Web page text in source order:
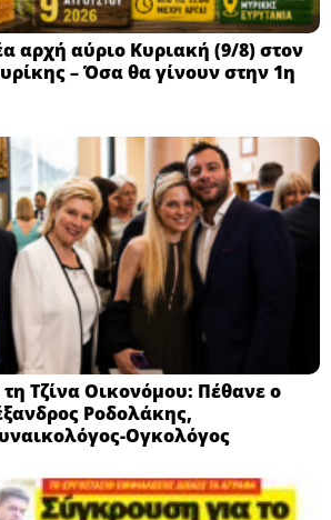
αρχή αύριο Κυριακή (9/8) στον
– Όσα θα γίνουν στην 1η
Τζίνα Οικονόμου: Πέθανε ο
Ροδολάκης,
Ογκολόγος